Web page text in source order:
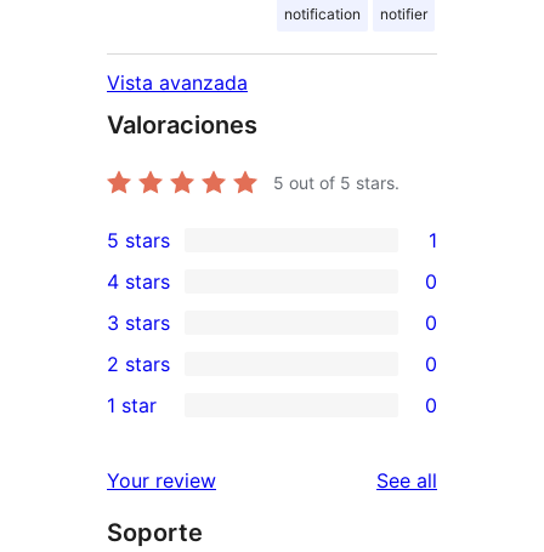
notification notifier
Vista avanzada
Valoraciones
5 out of 5 stars.
1
5-
star
review
5 stars 1
4-
star
reviews
4 stars 0
0
3-
star
3 stars 0
2-
reviews
2 stars 0
star
reviews
1 star 0
Your review See all
Soporte